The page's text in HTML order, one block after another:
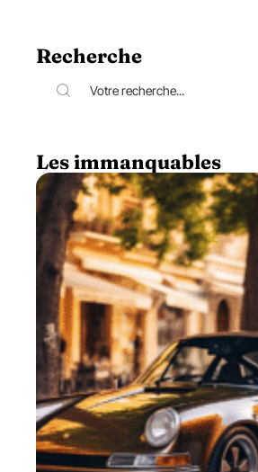
Recherche
Les immanquables